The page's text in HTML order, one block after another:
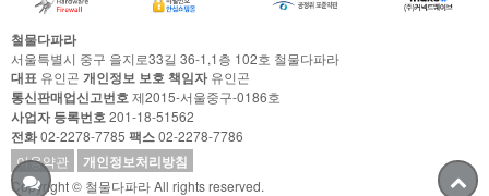
철물다파라
서울특별시 중구 을지로33길 36-1,1층 102호 철물다파라
대표 유인곤 개인정보 보호 책임자유인곤
통신판매업신고번호제2015-서울중구-0186호
사업자 등록번호201-18-51562
전화02-2278-7785 팩스02-2278-7786
이용약관
개인정보처리방침
Copyright © 철물다파라 All rights reserved.